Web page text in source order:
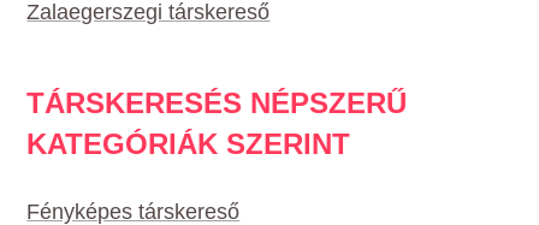
Zalaegerszegi társkereső
TÁRSKERESÉS NÉPSZERŰ
KATEGÓRIÁK SZERINT
Fényképes társkereső